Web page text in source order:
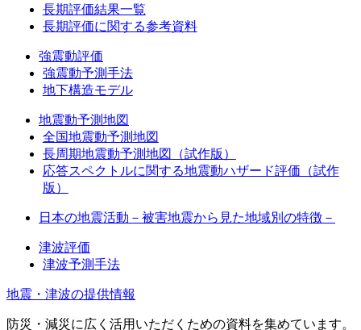
長期評価結果一覧
長期評価に関する参考資料
強震動評価
強震動予測手法
地下構造モデル
地震動予測地図
全国地震動予測地図
長周期地震動予測地図（試作版）
応答スペクトルに関する地震動ハザード評価（試作
版）
日本の地震活動－被害地震から見た地域別の特徴－
津波評価
津波予測手法
地震・津波の提供情報
防災・減災に広く活用いただくための資料を集めています。